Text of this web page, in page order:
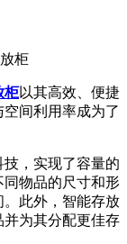
柜
柜以其高效、便捷
间利用率成为了
，实现了容量的
物品的尺寸和形
此外，智能存放
为其分配更佳存